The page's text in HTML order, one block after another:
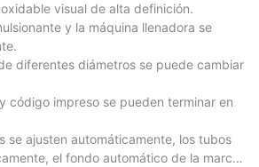
visual de alta definición.
y la máquina llenadora se
diferentes diámetros se puede cambiar
código impreso se pueden terminar en
se ajusten automáticamente, los tubos
el fondo automático de la marca